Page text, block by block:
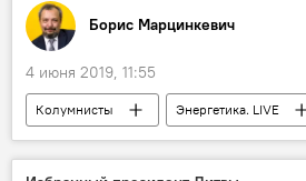
Борис Марцинкевич
4 июня 2019, 11:55
Колумнисты Энергетика. LIVE
терминал СПГ
Россия
Арктика